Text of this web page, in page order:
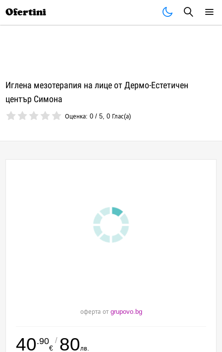
Ofertini
Иглена мезотерапия на лице от Дермо-Естетичен
център Симона
Оценка:0 /5,0 Глас(а)
оферта от grupovo.bg
40.90
€
/ 80лв.